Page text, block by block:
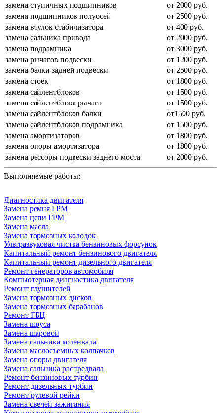
замена ступичных подшипников
от 2000 руб.
замена подшипников полуосей
от 2500 руб.
замена втулок стабилизатора
от 400 руб.
замена сальника привода
от 2000 руб.
замена подрамника
от 3000 руб.
замена рычагов подвески
от 1200 руб.
замена балки задней подвески
от 2500 руб.
замена стоек
от 1800 руб.
замена сайлентблоков
от 1500 руб.
замена сайлентблока рычага
от 1500 руб.
замена сайлентблоков балки
от1500 руб.
замена сайлентблоков подрамника
от 1500 руб.
замена амортизаторов
от 1800 руб.
замена опоры амортизатора
от 1800 руб.
замена рессоры подвески заднего моста
от 2000 руб.
Выполняемые работы:
Диагностика двигателя
Замена ремня ГРМ
Замена цепи ГРМ
Замена масла
Замена тормозных колодок
Ультразвуковая чистка бензиновых форсунок
Капитальный ремонт бензинового двигателя
Капитальный ремонт дизельного двигателя
Ремонт генераторов автомобиля
Компьютерная диагностика двигателя
Ремонт глушителей
Замена тормозных дисков
Замена тормозных барабанов
Ремонт ГБЦ
Замена шруса
Замена шаровой
Замена сальника коленвала
Замена маслосъемных колпачков
Замена опоры двигателя
Замена сальника распредвала
Ремонт бензиновых турбин
Ремонт дизельных турбин
Ремонт рулевой рейки
Замена свечей зажигания